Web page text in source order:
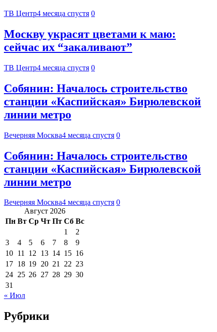
ТВ Центр4 месяца спустя 0
Москву украсят цветами к маю:
сейчас их “закаливают”
ТВ Центр4 месяца спустя 0
Собянин: Началось строительство
станции «Каспийская» Бирюлевской
линии метро
Вечерняя Москва4 месяца спустя 0
Собянин: Началось строительство
станции «Каспийская» Бирюлевской
линии метро
Вечерняя Москва4 месяца спустя 0
Август 2026
Пн Вт Ср Чт Пт Сб Вс
1
2
3
4 5 6 7 8
9
10 11 12 13 14 15 16
17 18 19 20 21 22 23
24 25 26 27 28 29 30
31
« Июл
Рубрики